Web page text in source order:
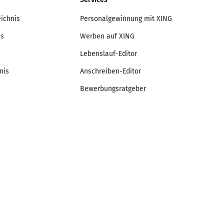
Personalgewinnung mit XING
Werben auf XING
Lebenslauf-Editor
Anschreiben-Editor
Bewerbungsratgeber